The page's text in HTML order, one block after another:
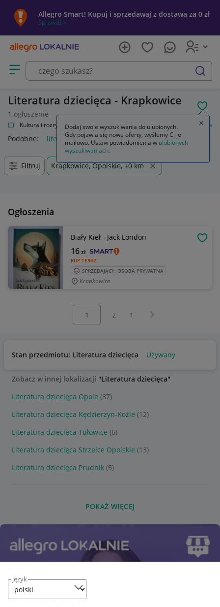
język
Allegro Smart! Kupuj i sprzedawaj z dostawą za 0 zł
Sprawdź »
Otwórz menu z kategoriami
szukaj
Literatura dziecięca - Krapkowice
1 ogłoszenie
Kultura i rozrywka Książki Książki dla dzieci Literatura dziecięca
Podobne: literatura dziecięca
Filtruj Krapkowice, Opolskie, +0 km
Ogłoszenia
Biały Kieł - Jack London
KUP TERAZ
16zł
SPRZEDAJĄCY: OSOBA PRYWATNA
Krapkowice
z 1 Następna strona
Stan przedmiotu: Literatura dziecięca Używany
Zobacz w innej lokalizacji "Literatura dziecięca"
Literatura dziecięca Opole (87)
Literatura dziecięca Kędzierzyn-Koźle (12)
Literatura dziecięca Tułowice (6)
Literatura dziecięca Strzelce Opolskie (13)
Literatura dziecięca Prudnik (5)
POKAŻ WIĘCEJ
Dodaj swoje wyszukiwania do ulubionych.
Gdy pojawią się nowe oferty, wyślemy Ci je
mailowo. Ustaw powiadomienia w ulubionych
wyszukiwaniach.